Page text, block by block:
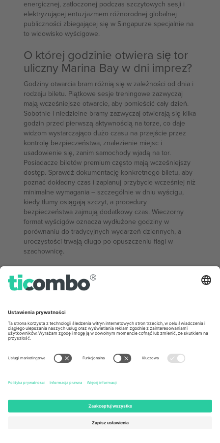
energicznej, zatłoczonej podczas szczytowych sesji i
elektryzującej entuzjazmem różnorodnej globalnej
publiczności zbiegającej się w Singapurze specjalnie na
to widowisko wyścigowe.
O której godzinie otwiera się tor
uliczny Marina Bay w dni imprez?
Godziny otwarcia bram różnią się w zależności od dnia i
rodzaju biletu. Piątkowe sesje treningowe zazwyczaj
mają wcześniejsze otwarcie, aby pomieścić cały dzień.
Sobotnie i niedzielne bramy zazwyczaj otwierają się kilka
godzin przed pierwszą aktywnością na torze, co daje
widzom wystarczająco dużo czasu na przejście przez
kontrolę bezpieczeństwa, znalezienie miejsc i
usadowienie się, zanim samochody wjadą na tor.
Posiadacze biletów premium często mają wcześniejszy
dostęp. Sprawdź dokumentację konkretnego biletu, aby
poznać dokładny czas i zaplanuj przybycie wcześniej niż
minimalne wymagania – szczególnie w dniu wyścigu,
kiedy tłumy osiągają szczyt, a procedury
bezpieczeństwa zajmują dodatkowy czas. Wieczorny
format wyścigów oznacza wydłużone godziny w
porównaniu do tradycyjnych wydarzeń dziennych, a
uroczystości trwają długo po opuszczeniu flagi w
szachownicę.
POKAŻ MNIEJ